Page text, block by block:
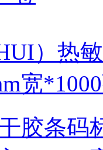
）热
宽